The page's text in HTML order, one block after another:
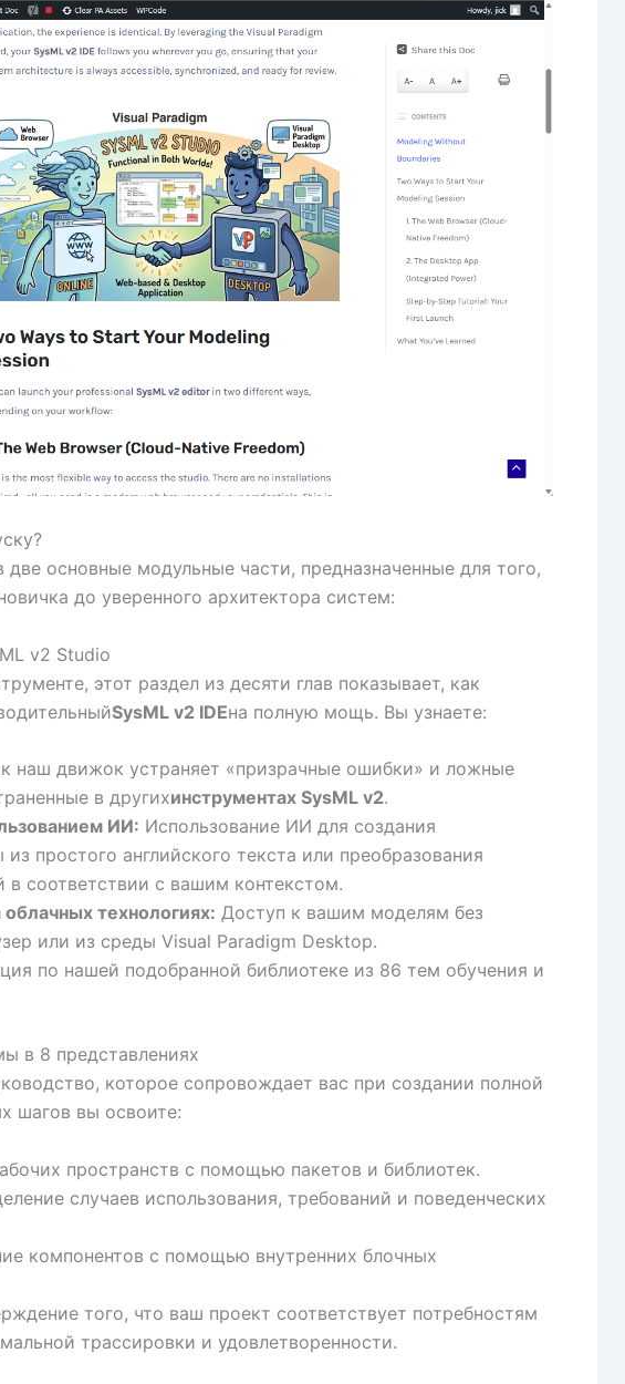
основные модульные части, предназначенные для того,
до уверенного архитектора систем:
v2 Studio
этот раздел из десяти глав показывает, как
SysML v2 IDEна полную мощь. Вы узнаете:
наш движок устраняет «призрачные ошибки» и ложные
в другихинструментах SysML v2.
ИИ: Использование ИИ для создания
простого английского текста или преобразования
соответствии с вашим контекстом.
технологиях: Доступ к вашим моделям без
или из среды Visual Paradigm Desktop.
по нашей подобранной библиотеке из 86 тем обучения и
в 8 представлениях
которое сопровождает вас при создании полной
шагов вы освоите:
пространств с помощью пакетов и библиотек.
случаев использования, требований и поведенческих
компонентов с помощью внутренних блочных
того, что ваш проект соответствует потребностям
трассировки и удовлетворенности.